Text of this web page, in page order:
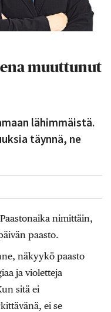
muuttunut
lähimmäistä.
täynnä, ne
nimittäin,
paasto.
näkyykö paasto
ja violetteja
sitä ei
ei se